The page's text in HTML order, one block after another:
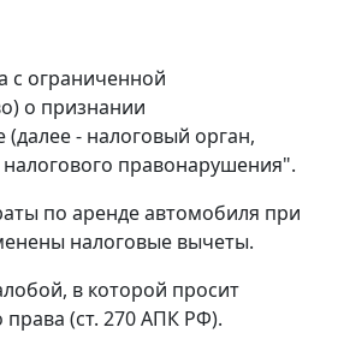
с ограниченной
о признании
- налоговый орган,
правонарушения".
по аренде автомобиля при
налоговые вычеты.
в которой просит
(ст. 270АПК РФ).